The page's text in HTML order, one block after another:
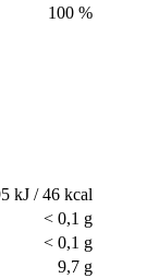
100 %
kJ / 46 kcal
< 0,1 g
< 0,1 g
9,7 g